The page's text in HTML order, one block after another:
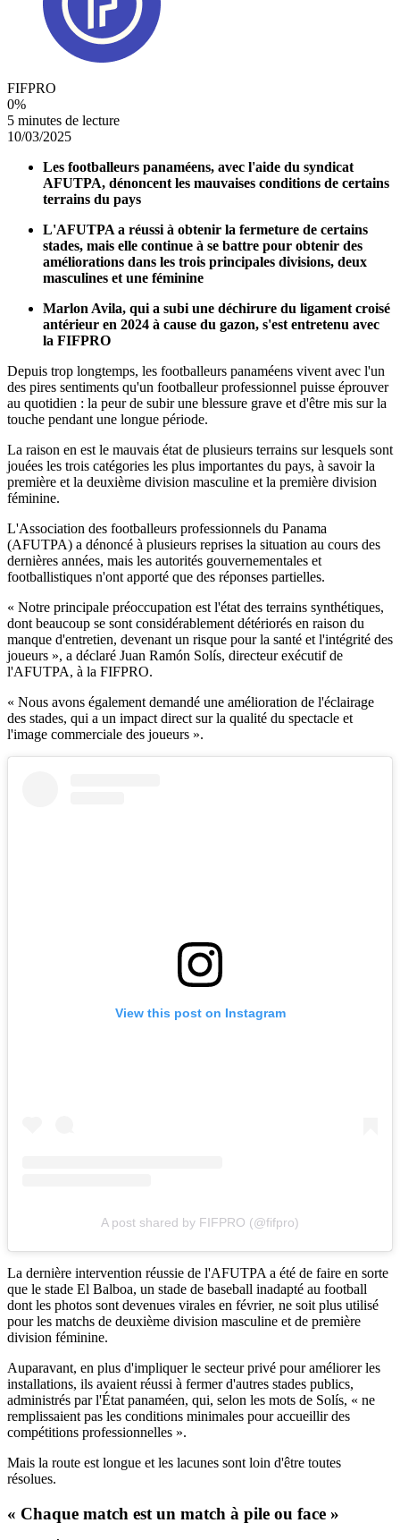
FIFPRO
0%
5 minutes de lecture
10/03/2025
Les footballeurs panaméens, avec l'aide du syndicat
AFUTPA, dénoncent les mauvaises conditions de certains
terrains du pays
L'AFUTPA a réussi à obtenir la fermeture de certains
stades, mais elle continue à se battre pour obtenir des
améliorations dans les trois principales divisions, deux
masculines et une féminine
Marlon Avila, qui a subi une déchirure du ligament croisé
antérieur en 2024 à cause du gazon, s'est entretenu avec
la FIFPRO
Depuis trop longtemps, les footballeurs panaméens vivent avec l'un
des pires sentiments qu'un footballeur professionnel puisse éprouver
au quotidien : la peur de subir une blessure grave et d'être mis sur la
touche pendant une longue période.
La raison en est le mauvais état de plusieurs terrains sur lesquels sont
jouées les trois catégories les plus importantes du pays, à savoir la
première et la deuxième division masculine et la première division
féminine.
L'Association des footballeurs professionnels du Panama
(AFUTPA) a dénoncé à plusieurs reprises la situation au cours des
dernières années, mais les autorités gouvernementales et
footballistiques n'ont apporté que des réponses partielles.
« Notre principale préoccupation est l'état des terrains synthétiques,
dont beaucoup se sont considérablement détériorés en raison du
manque d'entretien, devenant un risque pour la santé et l'intégrité des
joueurs », a déclaré Juan Ramón Solís, directeur exécutif de
l'AFUTPA, à la FIFPRO.
« Nous avons également demandé une amélioration de l'éclairage
des stades, qui a un impact direct sur la qualité du spectacle et
l'image commerciale des joueurs ».
View this post on Instagram
A post shared by FIFPRO (@fifpro)
La dernière intervention réussie de l'AFUTPA a été de faire en sorte
que le stade El Balboa, un stade de baseball inadapté au football
dont les photos sont devenues virales en février, ne soit plus utilisé
pour les matchs de deuxième division masculine et de première
division féminine.
Auparavant, en plus d'impliquer le secteur privé pour améliorer les
installations, ils avaient réussi à fermer d'autres stades publics,
administrés par l'État panaméen, qui, selon les mots de Solís, « ne
remplissaient pas les conditions minimales pour accueillir des
compétitions professionnelles ».
Mais la route est longue et les lacunes sont loin d'être toutes
résolues.
« Chaque match est un match à pile ou face »